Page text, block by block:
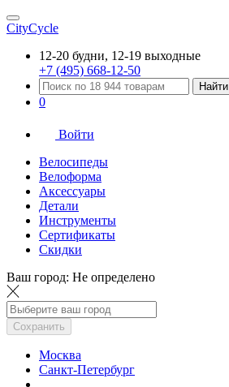
CityCycle
12-20 будни, 12-19 выходные
+7 (495) 668-12-50
Найти
0
Войти
Велосипеды
Велоформа
Аксессуары
Детали
Инструменты
Сертификаты
Скидки
Ваш город: Не определено
Сохранить
Москва
Санкт-Петербург